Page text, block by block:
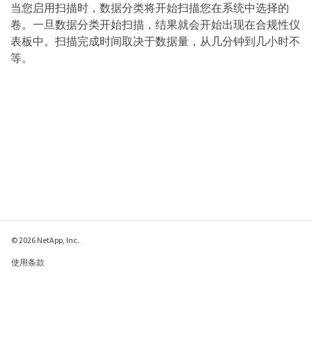
当您启用扫描时，数据分类将开始扫描您在系统中选择的
卷。一旦数据分类开始扫描，结果就会开始出现在合规性仪
表板中。扫描完成时间取决于数据量，从几分钟到几小时不
等。
© 2026 NetApp, Inc.
使用条款